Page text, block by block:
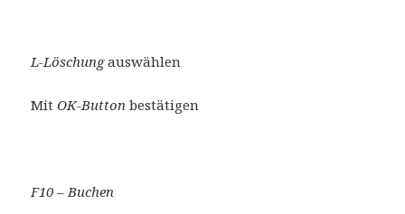
L-Löschungauswählen
Mit OK-Buttonbestätigen
F10 – Buchen